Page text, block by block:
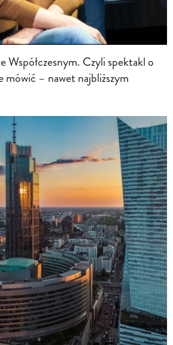
Współczesnym. Czyli spektakl o
mówić – nawet najbliższym